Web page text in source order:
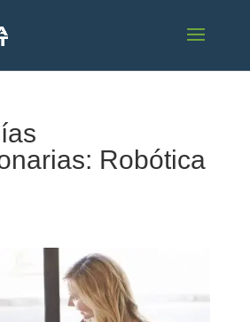
Robótica